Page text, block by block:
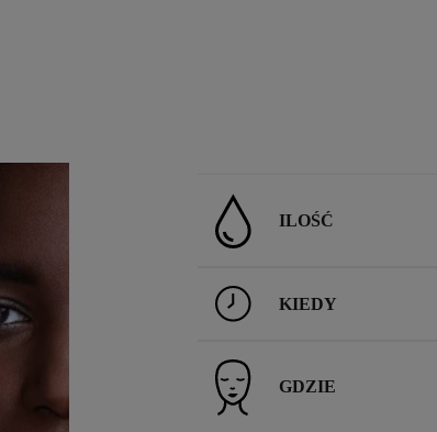
ILOŚĆ
KIEDY
GDZIE